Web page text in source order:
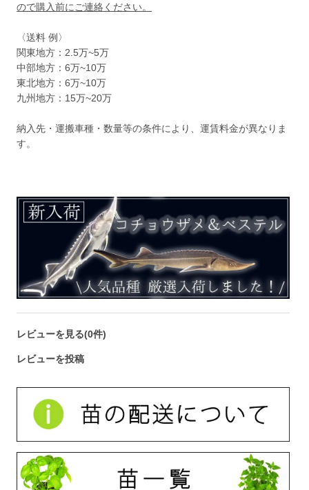
ので購入前にご連絡ください。
〈送料 例〉
関東地方：2.5万~5万
中部地方：6万~10万
東北地方：6万~10万
九州地方：15万~20万
納入先・運搬車種・数量等の条件により、運賃料金が異なりま
す。
レビューを見る(0件)
レビューを投稿